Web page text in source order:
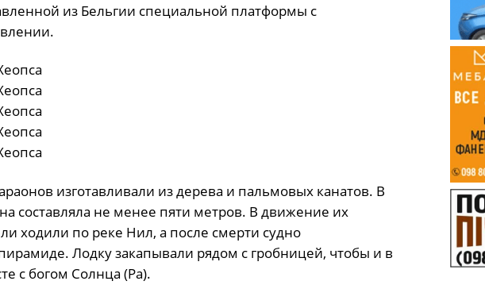
из Бельгии специальной платформы с
изготавливали из дерева и пальмовых канатов. В
составляла не менее пяти метров. В движение их
ходили по реке Нил, а после смерти судно
Лодку закапывали рядом с гробницей, чтобы и в
с богом Солнца (Ра).